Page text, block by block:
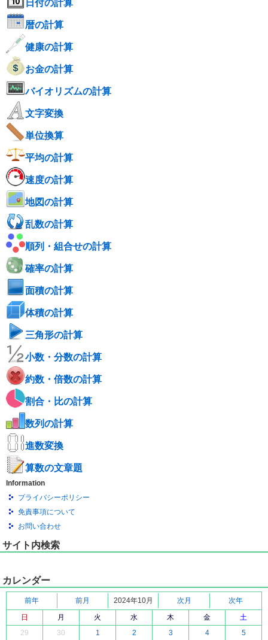
日付の計算
暦の計算
健康の計算
お金の計算
バイオリズムの計算
文字変換
単位換算
平均の計算
速度の計算
地図の計算
乱数の計算
順列・組合せの計算
確率の計算
面積の計算
体積の計算
三角形の計算
小数・分数の計算
約数・倍数の計算
割合・比の計算
数列の計算
進数変換
算数の文章題
Information
プライバシーポリシー
免責事項について
お問い合わせ
サイト内検索
カレンダー
前年 前月 2024年10月 次月
次年
日
月 火 水 木 金
土
29
30 1 2 3 4 5